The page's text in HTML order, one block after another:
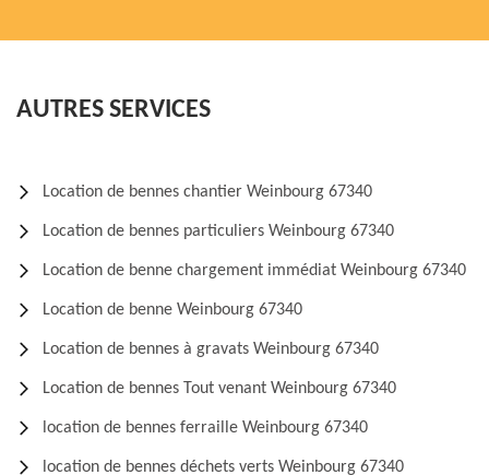
AUTRES SERVICES
Location de bennes chantier Weinbourg 67340
Location de bennes particuliers Weinbourg 67340
Location de benne chargement immédiat Weinbourg 67340
Location de benne Weinbourg 67340
Location de bennes à gravats Weinbourg 67340
Location de bennes Tout venant Weinbourg 67340
location de bennes ferraille Weinbourg 67340
location de bennes déchets verts Weinbourg 67340